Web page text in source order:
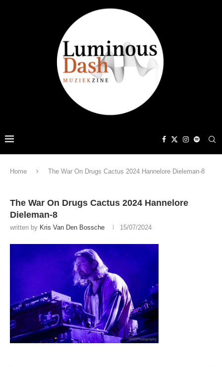
Home The War On Drugs Cactus 2024 Hannelore Dieleman-8
The War On Drugs Cactus 2024 Hannelore
Dieleman-8
written by Kris Van Den Bossche 15/07/2024